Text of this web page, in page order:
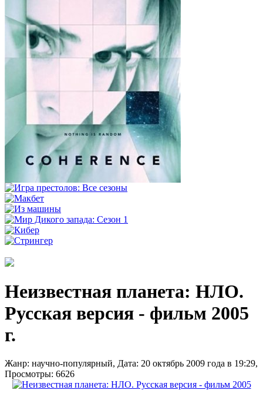
Неизвестная планета: НЛО.
Русская версия - фильм 2005
г.
Жанр: научно-популярный, Дата: 20 октябрь 2009 года в 19:29,
Просмотры: 6626